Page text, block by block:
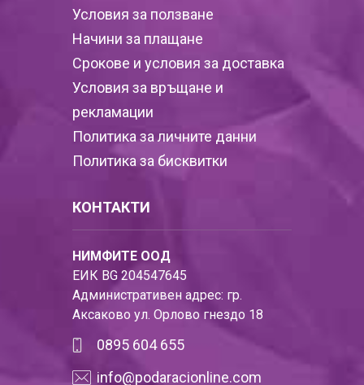
Условия за ползване
Начини за плащане
Срокове и условия за доставка
Условия за връщане и
рекламации
Политика за личните данни
Политика за бисквитки
КОНТАКТИ
НИМФИТЕ ООД
ЕИК BG 204547645
Административен адрес: гр.
Аксаково ул. Орлово гнездо 18
0895 604 655
info@podaracionline.com